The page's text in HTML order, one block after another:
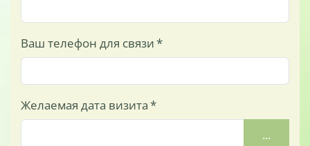
Ваш телефон для связи*
Желаемая дата визита*
...